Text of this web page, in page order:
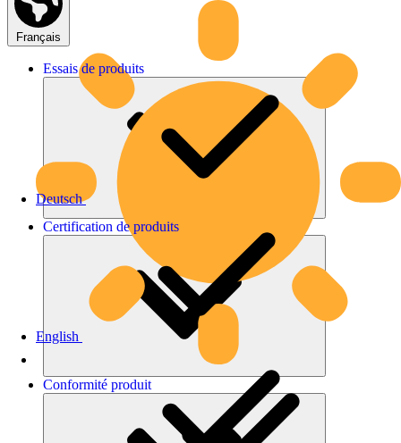
Français
Deutsch
English
Essais de produits
Certification de produits
Conformité produit